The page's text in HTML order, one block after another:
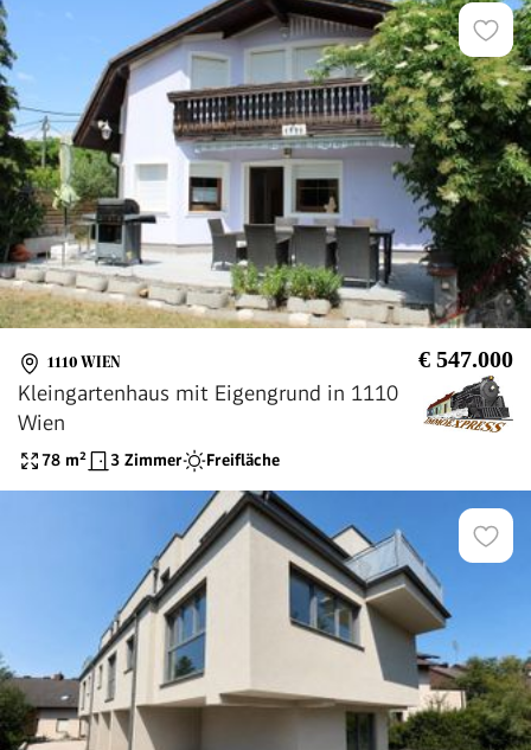
1110 WIEN € 547.000
Kleingartenhaus mit Eigengrund in 1110
Wien
78 m² 3 Zimmer Freifläche